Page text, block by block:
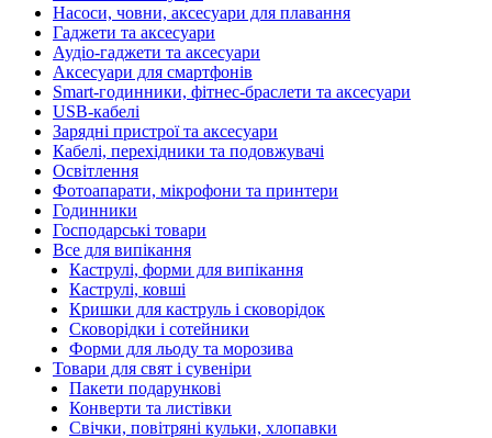
Насоси, човни, аксесуари для плавання
Гаджети та аксесуари
Аудіо-гаджети та аксесуари
Аксесуари для смартфонів
Smart-годинники, фітнес-браслети та аксесуари
USB-кабелі
Зарядні пристрої та аксесуари
Кабелі, перехідники та подовжувачі
Освітлення
Фотоапарати, мікрофони та принтери
Годинники
Господарські товари
Все для випікання
Каструлі, форми для випікання
Каструлі, ковші
Кришки для каструль і сковорідок
Сковорідки і сотейники
Форми для льоду та морозива
Товари для свят і сувеніри
Пакети подарункові
Конверти та листівки
Свічки, повітряні кульки, хлопавки